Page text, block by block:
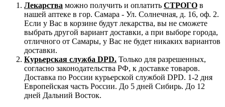
Лекарства можно получить и оплатить СТРОГО в
нашей аптеке в гор. Самара - Ул. Солнечная, д. 16, оф. 2.
Если у Вас в корзине будут лекарства, вы не сможете
выбрать другой вариант доставки, а при выборе города,
отличного от Самары, у Вас не будет никаких вариантов
доставки.
Курьерская служба DPD. Только для разрешенных,
согласно законодательства РФ, к доставке товаров.
Доставка по России курьерской службой DPD. 1-2 дня
Европейская часть России. До 5 дней Сибирь. До 12
дней Дальний Восток.